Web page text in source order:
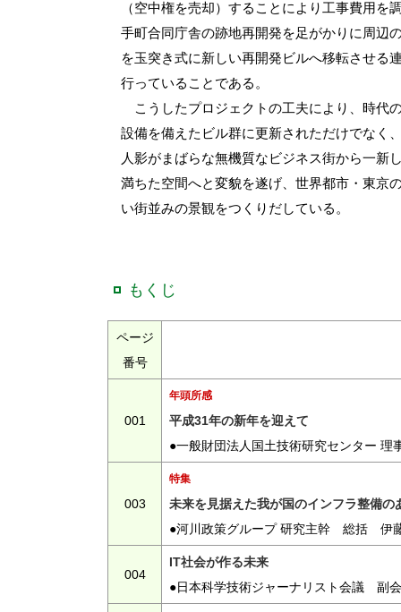
（空中権を売却）することにより工事費用を
手町合同庁舎の跡地再開発を足がかりに周辺
を玉突き式に新しい再開発ビルへ移転させる
行っていることである。
こうしたプロジェクトの工夫により、時代
設備を備えたビル群に更新されただけでなく
人影がまばらな無機質なビジネス街から一新
満ちた空間へと変貌を遂げ、世界都市・東京
い街並みの景観をつくりだしている。
もくじ
ページ
番号
001
年頭所感
平成31年の新年を迎えて
●一般財団法人国土技術研究センター
003
特集
未来を見据えた我が国のインフラ整備の
●河川政策グループ 研究主幹 総括 伊
004
IT社会が作る未来
●日本科学技術ジャーナリスト会議 副